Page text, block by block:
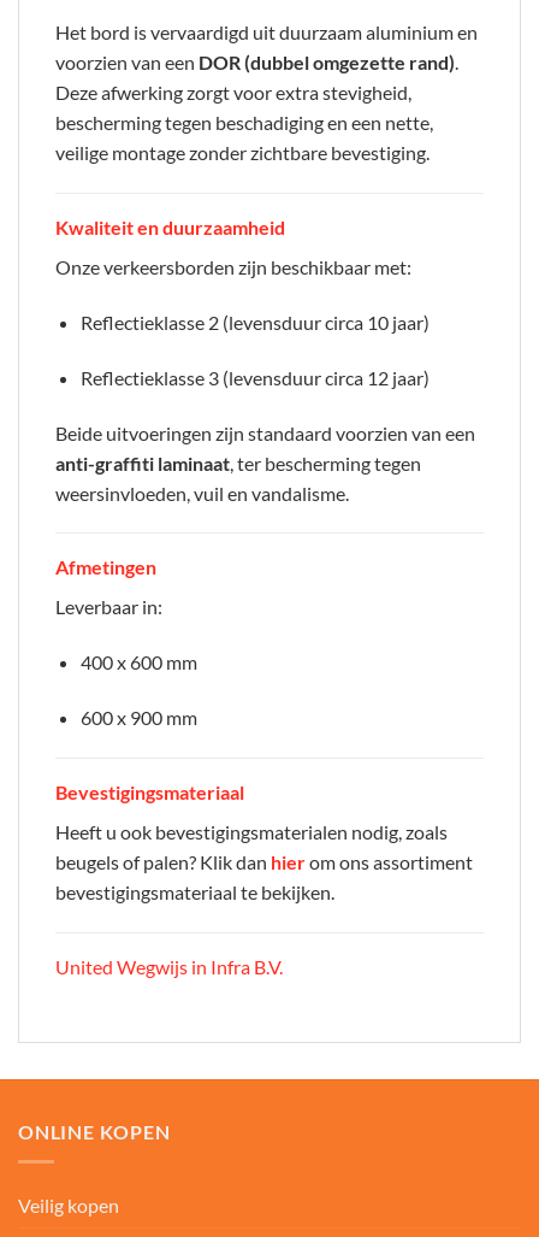
Het bord is vervaardigd uit duurzaam aluminium en
voorzien van een DOR (dubbel omgezette rand).
Deze afwerking zorgt voor extra stevigheid,
bescherming tegen beschadiging en een nette,
veilige montage zonder zichtbare bevestiging.
Kwaliteit en duurzaamheid
Onze verkeersborden zijn beschikbaar met:
Reflectieklasse 2 (levensduur circa 10 jaar)
Reflectieklasse 3 (levensduur circa 12 jaar)
Beide uitvoeringen zijn standaard voorzien van een
anti-graffiti laminaat , ter bescherming tegen
weersinvloeden, vuil en vandalisme.
Afmetingen
Leverbaar in:
400 x 600 mm
600 x 900 mm
Bevestigingsmateriaal
Heeft u ook bevestigingsmaterialen nodig, zoals
beugels of palen? Klik dan hierom ons assortiment
bevestigingsmateriaal te bekijken.
United Wegwijs in Infra B.V.
ONLINE KOPEN
Veilig kopen